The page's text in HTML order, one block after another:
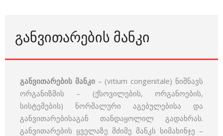
ᲒᲐᲜᲕᲘᲗᲐᲠᲔᲑᲘᲡ ᲛᲐᲜᲙᲘ
განვითარების მანკი– (vitium congenitale) ნიშნავს
ორგანიზმის – (ქსოვილების, ორგანოების,
სისტემების) ნორმალური აგებულებისა და
განვითარებისაგან თანდაყოლილ გადახრას.
განვითარების ყველაზე მძიმე მანკს სიმახინჯე –